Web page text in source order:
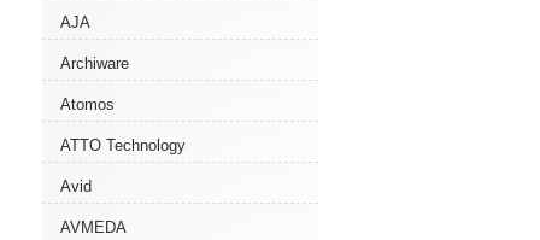
AJA
Archiware
Atomos
ATTO Technology
Avid
AVMEDA